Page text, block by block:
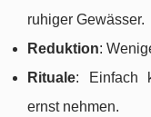
ruhiger Gewässer.
Reduktion:
Rituale: Einfach
ernst nehmen.